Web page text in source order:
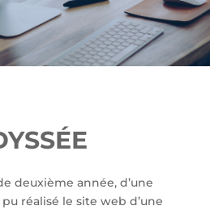
deuxième année, d’une
réalisé le site web d’une